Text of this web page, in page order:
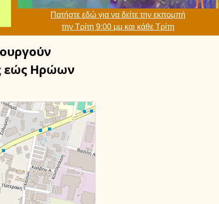
Πατήστε εδώ για να δείτε την εκπομπή
την Τρίτη 9:00 μμ και κάθε Τρίτη
εώς Ηρώων